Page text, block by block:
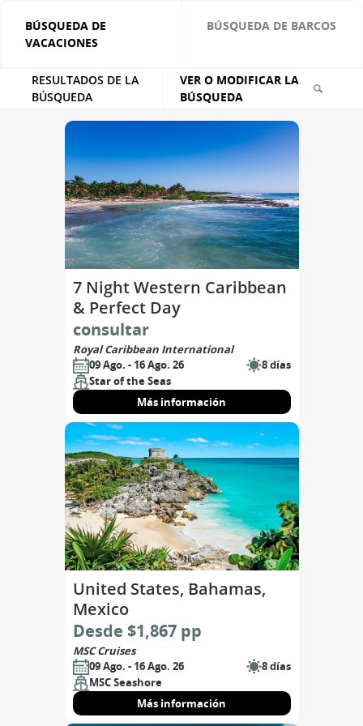
BÚSQUEDA DE
VACACIONES
BÚSQUEDA DE BARCOS
RESULTADOS DE LA
BÚSQUEDA
VER O MODIFICAR LA
BÚSQUEDA
7 Night Western Caribbean
& Perfect Day
consultar
Royal Caribbean International
09 Ago. - 16 Ago. 26
8 días
Star of the Seas
Más información
United States, Bahamas,
Mexico
Desde $1,867 pp
MSC Cruises
09 Ago. - 16 Ago. 26
8 días
MSC Seashore
Más información